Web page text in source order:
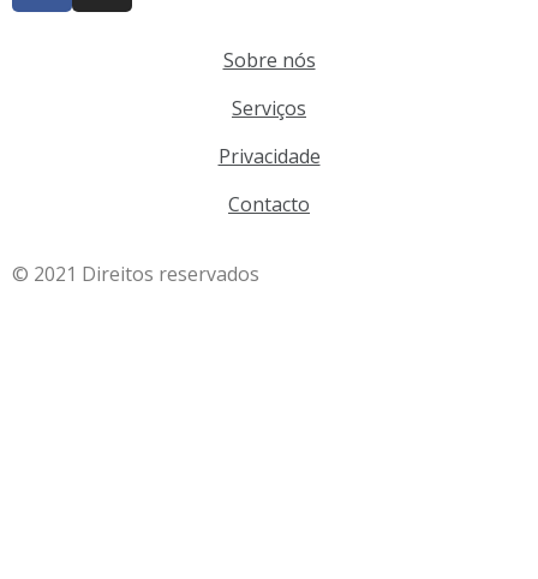
Sobre nós
Serviços
Privacidade
Contacto
© 2021 Direitos reservados